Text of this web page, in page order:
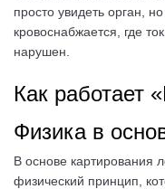
просто увидеть орган,
кровоснабжается, где
нарушен.
Как работает
Физика в
В основе картирования
физический принцип,